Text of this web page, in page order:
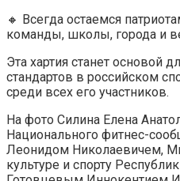
🔸 Всегда остаемся
команды, школы, города и
Эта хартия станет основой
стандартов в российском
среди всех его участников.
На фото Силина Елена
Национального фитнес-
Леонидом Николаевичем,
культуре и спорту